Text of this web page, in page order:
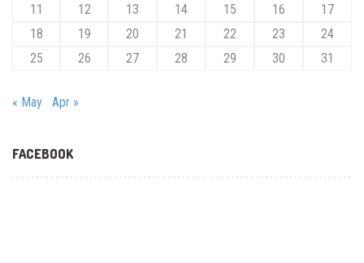
11 12 13 14 15 16
17
18
19 20 21 22 23
24
25
26 27 28 29 30 31
« May Apr »
FACEBOOK